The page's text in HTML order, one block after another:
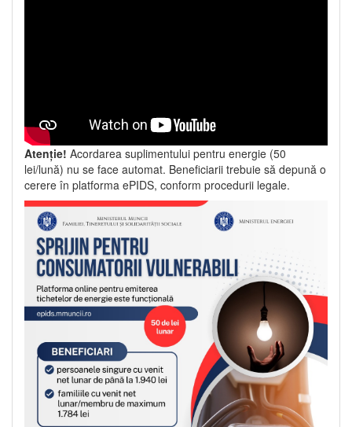
Atenție! Acordarea suplimentului pentru energie (50
lei/lună) nu se face automat. Beneficiarii trebuie să depună o
cerere în platforma ePIDS, conform procedurii legale.